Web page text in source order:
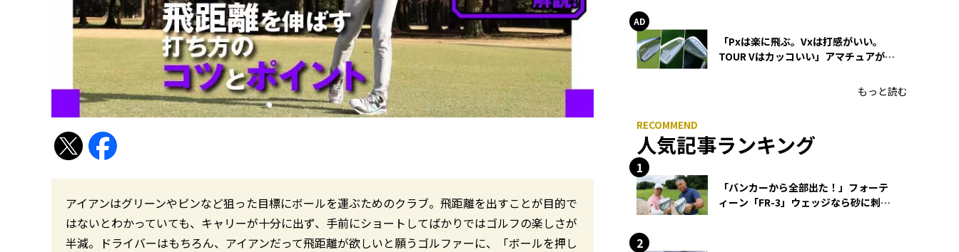
アイアンはグリーンやピンなど狙った目標にボールを運ぶためのクラブ。飛距離を出すことが目的で
はないとわかっていても、キャリーが十分に出ず、手前にショートしてばかりではゴルフの楽しさが
半減。ドライバーはもちろん、アイアンだって飛距離が欲しいと願うゴルファーに、「ボールを押し
「Pxは楽に飛ぶ。Vxは打感がいい。
TOUR Vはカッコいい」アマチュアが選
もっと読む
人気記事ランキング
「バンカーから全部出た！」フォーテ
ィーン「FR-3」ウェッジなら砂に刺さ